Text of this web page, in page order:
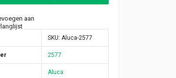
aan
SKU: Aluca-2577
2577
Aluca